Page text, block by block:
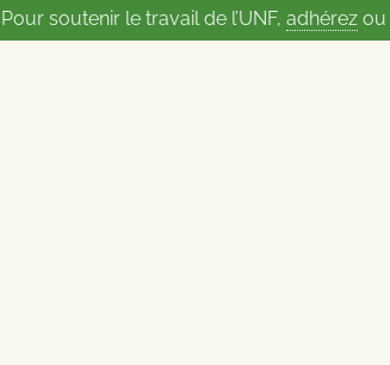
Pour soutenir le travail de l’UNF, adhérez ou